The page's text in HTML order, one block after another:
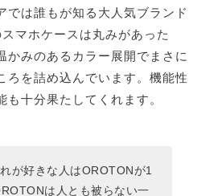
では誰もが知る大人気ブランド
マホケースは丸みがあった
かみのあるカラー展開でまさに
ろを詰め込んでいます。機能性
も十分果たしてくれます。
が好きな人はOROTONが1
は人とも被らない一